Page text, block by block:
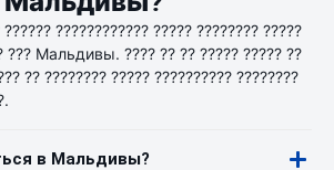
???????????? ????? ???????? ?????
??? Мальдивы. ???? ?? ?? ????? ????? ??
?? ???????? ????? ?????????? ????????
в Мальдивы?